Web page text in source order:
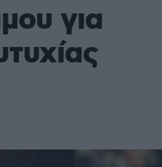
για